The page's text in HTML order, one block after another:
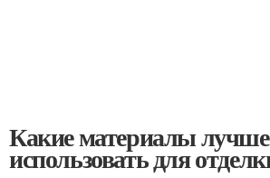
Какие материалы лучше
использовать для